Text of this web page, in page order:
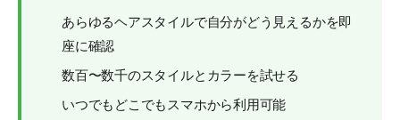
あらゆるヘアスタイルで自分がどう見えるかを即
座に確認
数百〜数千のスタイルとカラーを試せる
いつでもどこでもスマホから利用可能